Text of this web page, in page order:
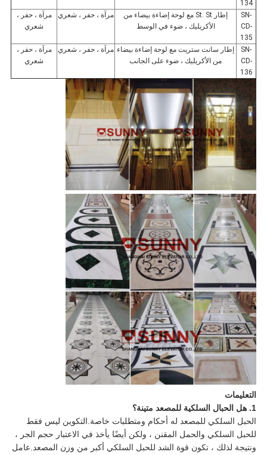
134
SN-
CD-
135
إطار St. St مع لوحة إضاءة بيضاء من
الأكريليك ، ضوء في الوسط
مرآة ، حفر ، شعري
مرآة ، حفر ،
شعري
SN-
CD-
136
إطار سانت ستريت مع لوحة إضاءة بيضاء
من الأكريليك ، ضوء على الجانب
مرآة ، حفر ، شعري
مرآة ، حفر ،
شعري
التعليمات
1. هل الحبال السلكية للمصعد متينة؟
الحبل السلكي للمصعد له أحكام ومتطلبات خاصة.التكوين ليس فقط
للحبل السلكي والحمل المقنن ، ولكن أيضًا يأخذ في الاعتبار حجم الجر ،
ونتيجة لذلك ، تكون قوة الشد للحبل السلكي أكبر من وزن المصعد.عامل